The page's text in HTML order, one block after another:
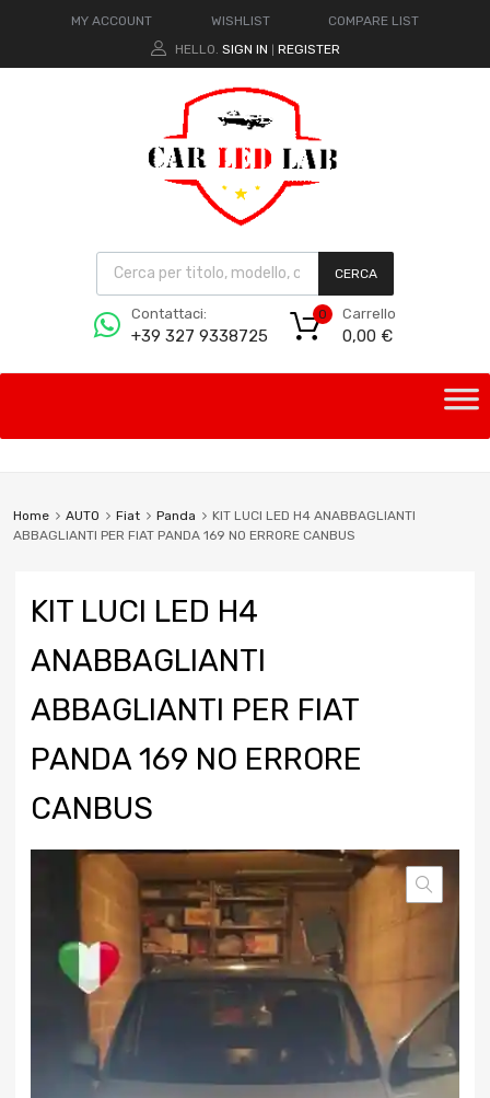
MY ACCOUNT WISHLIST
COMPARE LIST
HELLO. SIGN IN REGISTER
CERCA
Contattaci:
+39 327 9338725
Carrello
0,00 €
0
Home AUTO Fiat Panda
KIT LUCI LED H4 ANABBAGLIANTI
ABBAGLIANTI PER FIAT PANDA 169 NO ERRORE CANBUS
KIT LUCI LED H4
ANABBAGLIANTI
ABBAGLIANTI PER FIAT
PANDA 169 NO ERRORE
CANBUS